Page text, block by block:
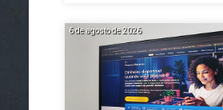
6 de agosto de 2026